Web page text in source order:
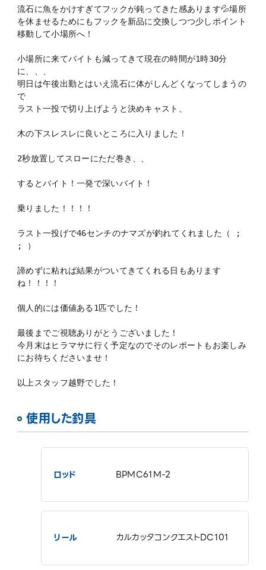
流石に魚をかけすぎてフックが鈍ってきた感あります💦場所
を休ませるためにもフックを新品に交換しつつ少しポイント
移動して小場所へ！
小場所に来てバイトも減ってきて現在の時間が1時30分
に、、、
明日は午後出勤とはいえ流石に体がしんどくなってしまうの
で
ラスト一投で切り上げようと決めキャスト、
木の下スレスレに良いところに入りました！
2秒放置してスローにただ巻き、、
するとバイト！一発で深いバイト！
乗りました！！！！
ラスト一投げで46センチのナマズが釣れてくれました（ ;
; ）
諦めずに粘れば結果がついてきてくれる日もあります
ね！！！！
個人的には価値ある1匹でした！
最後までご視聴ありがとうございました！
今月末はヒラマサに行く予定なのでそのレポートもお楽しみ
にお待ちくださいませ！
以上スタッフ越野でした！
使用した釣具
ロッド BPMC61M-2
リール カルカッタコンクエストDC101